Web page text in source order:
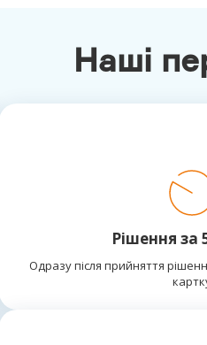
Наші
Рішення за
Одразу після прийняття